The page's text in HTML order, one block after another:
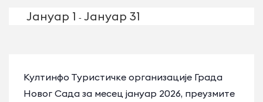
Јануар 1 - Јануар 31
Култинфо Туристичке организације Града
Новог Сада за месец јануар 2026, преузмите